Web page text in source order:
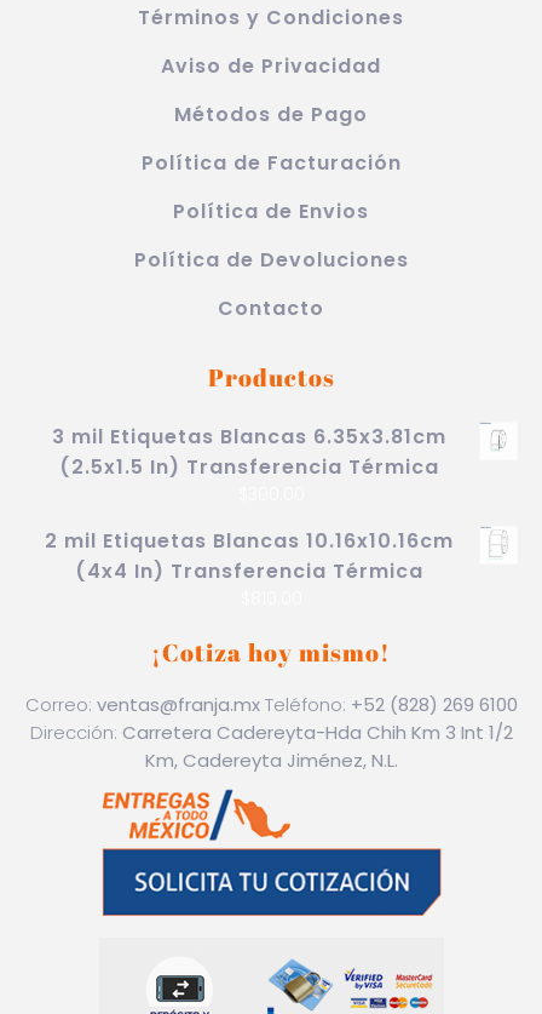
Términos y Condiciones
Aviso de Privacidad
Métodos de Pago
Política de Facturación
Política de Envios
Política de Devoluciones
Contacto
Productos
3 mil Etiquetas Blancas 6.35x3.81cm
(2.5x1.5 In) Transferencia Térmica
2 mil Etiquetas Blancas 10.16x10.16cm
(4x4 In) Transferencia Térmica
¡Cotiza hoy mismo!
Correo: ventas@franja.mxTeléfono: +52 (828) 269 6100
Dirección: Carretera Cadereyta-Hda Chih Km 3 Int 1/2
Km, Cadereyta Jiménez, N.L.